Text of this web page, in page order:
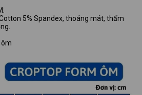
5% Spandex, thoáng mát, thấm